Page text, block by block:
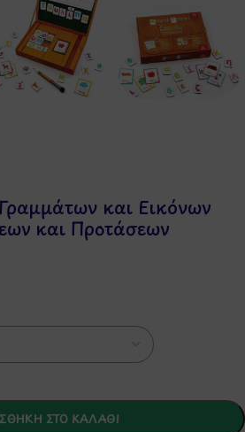
και Εικόνων
και Προτάσεων
ΣΤΟ ΚΑΛΆΘΙ